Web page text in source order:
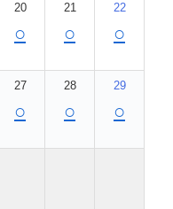
20
○
21
○
22
○
27
○
28
○
29
○